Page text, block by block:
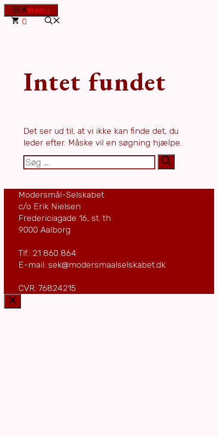
Hop
Menu
0
Intet fundet
Det ser ud til, at vi ikke kan finde det, du
leder efter. Måske vil en søgning hjælpe.
Søg
efter:
Modersmål-Selskabet
c/o Erik Nielsen
Fredericiagade 16, st. th
9000 Aalborg
Tlf.: 21 860 864
E-mail: sek@modersmaalselskabet.dk
CVR: 76824215
Luk